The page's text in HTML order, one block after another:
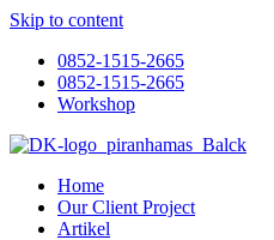
Skip to content
0852-1515-2665
0852-1515-2665
Workshop
Home
Our Client Project
Artikel